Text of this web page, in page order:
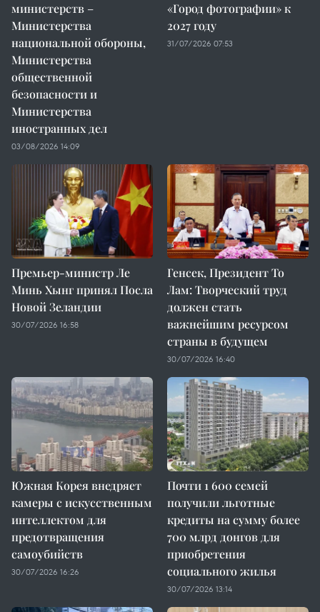
министерств –
Министерства
национальной обороны,
Министерства
общественной
безопасности и
Министерства
иностранных дел
03/08/2026 14:09
«Город фотографии» к
2027 году
31/07/2026 07:53
Премьер-министр Ле
Минь Хынг принял Посла
Новой Зеландии
30/07/2026 16:58
Генсек, Президент То
Лам: Творческий труд
должен стать
важнейшим ресурсом
страны в будущем
30/07/2026 16:40
Южная Корея внедряет
камеры с искусственным
интеллектом для
предотвращения
самоубийств
30/07/2026 16:26
Почти 1 600 семей
получили льготные
кредиты на сумму более
700 млрд донгов для
приобретения
социального жилья
30/07/2026 13:14